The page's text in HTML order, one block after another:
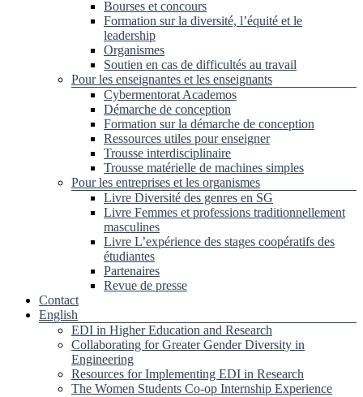
Bourses et concours
Formation sur la diversité, l’équité et le
leadership
Organismes
Soutien en cas de difficultés au travail
Pour les enseignantes et les enseignants
Cybermentorat Academos
Démarche de conception
Formation sur la démarche de conception
Ressources utiles pour enseigner
Trousse interdisciplinaire
Trousse matérielle de machines simples
Pour les entreprises et les organismes
Livre Diversité des genres en SG
Livre Femmes et professions traditionnellement
masculines
Livre L’expérience des stages coopératifs des
étudiantes
Partenaires
Revue de presse
Contact
English
EDI in Higher Education and Research
Collaborating for Greater Gender Diversity in
Engineering
Resources for Implementing EDI in Research
The Women Students Co-op Internship Experience